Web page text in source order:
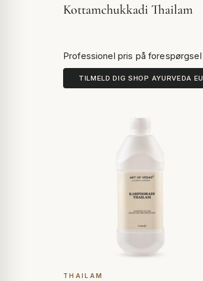
Kottamchukkadi Thailam
Professionel pris på forespørgsel
TILMELD DIG SHOP AYURVEDA EU
THAILAM